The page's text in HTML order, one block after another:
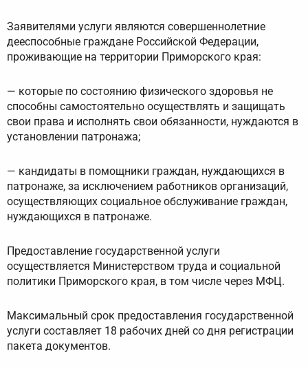
Заявителями услуги являются совершеннолетние
дееспособные граждане Российской Федерации,
проживающие на территории Приморского края:
— которые по состоянию физического здоровья не
способны самостоятельно осуществлять и защищать
свои права и исполнять свои обязанности, нуждаются в
установлении патронажа;
— кандидаты в помощники граждан, нуждающихся в
патронаже, за исключением работников организаций,
осуществляющих социальное обслуживание граждан,
нуждающихся в патронаже.
Предоставление государственной услуги
осуществляется Министерством труда и социальной
политики Приморского края, в том числе через МФЦ.
Максимальный срок предоставления государственной
услуги составляет 18 рабочих дней со дня регистрации
пакета документов.